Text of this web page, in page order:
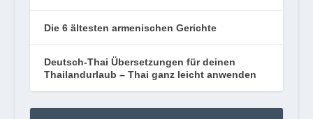
Die 6 ältesten armenischen Gerichte
Deutsch-Thai Übersetzungen für deinen
Thailandurlaub – Thai ganz leicht anwenden